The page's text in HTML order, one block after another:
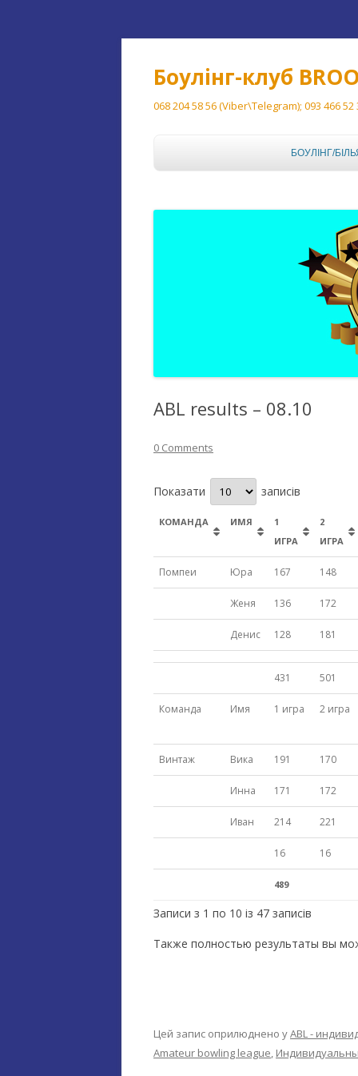
Боулінг-клуб
068 204 58 56 (Viber\Telegram); 093 466 52
БОУЛІНГ/
ABL results – 08.10
0 Comments
Показати записів
КОМАНДА ИМЯ
1
ИГРА
2
ИГРА
Помпеи Юра 167 148
Женя 136 172
Денис 128 181
431 501
Команда Имя 1 игра 2 игра
Винтаж Вика 191 170
Инна 171 172
Иван 214 221
16 16
489
Записи з 1 по 10 із 47 записів
Также полностью результаты вы
Цей запис оприлюднено уABL -
Amateur bowling league,